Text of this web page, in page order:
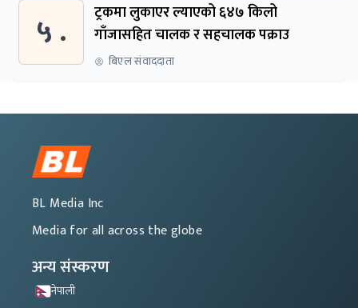
५ .
ट्रकमा लुकाएर ल्याएको ६४७ किलो
गाँजासहित चालक र सहचालक पक्राउ
बिएल संवाददाता
BL Media Inc
Media for all across the globe
अन्य संस्करण
नेपाली